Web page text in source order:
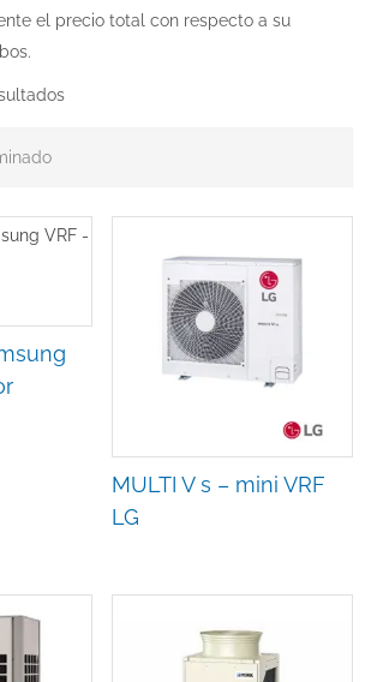
el precio total con respecto a su
MULTI V s – mini VRF
LG